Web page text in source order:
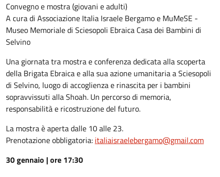
Convegno e mostra (giovani e adulti)
A cura di Associazione Italia Israele Bergamo e MuMeSE -
Museo Memoriale di Sciesopoli Ebraica Casa dei Bambini di
Selvino
Una giornata tra mostra e conferenza dedicata alla scoperta
della Brigata Ebraica e alla sua azione umanitaria a Sciesopoli
di Selvino, luogo di accoglienza e rinascita per i bambini
sopravvissuti alla Shoah. Un percorso di memoria,
responsabilità e ricostruzione del futuro.
La mostra è aperta dalle 10 alle 23.
Prenotazione obbligatoria: italiaisraelebergamo@gmail.com
30 gennaio | ore 17:30